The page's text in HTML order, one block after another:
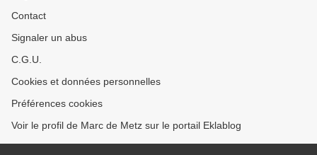
Contact
Signaler un abus
C.G.U.
Cookies et données personnelles
Préférences cookies
Voir le profil de Marc de Metz sur le portail Eklablog